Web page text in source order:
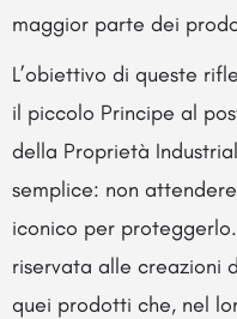
maggior parte dei
L’obiettivo di queste
il piccolo Principe al
della Proprietà
semplice: non
iconico per
riservata alle creazioni
quei prodotti che, nel